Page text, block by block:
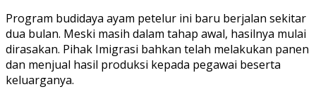
Program budidaya ayam petelur ini baru berjalan sekitar
dua bulan. Meski masih dalam tahap awal, hasilnya mulai
dirasakan. Pihak Imigrasi bahkan telah melakukan panen
dan menjual hasil produksi kepada pegawai beserta
keluarganya.